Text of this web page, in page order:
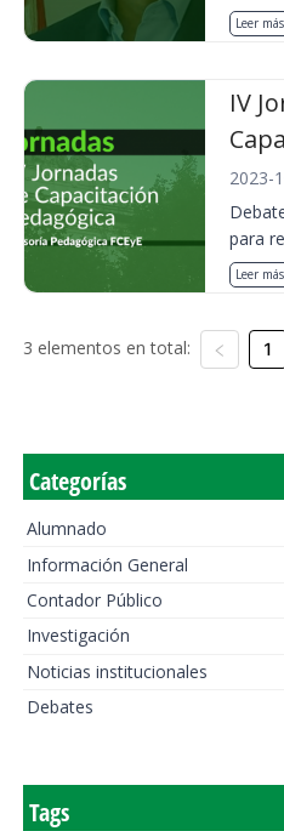
Leer más
IV
2023-
para
Leer más
3 elementos en total: 1
Categorías
Alumnado
Información General
Contador Público
Investigación
Noticias institucionales
Debates
Tags